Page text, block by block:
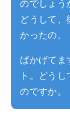
のでしょう
どうして、
かったの。
ばかげてま
ト。どう
のですか。